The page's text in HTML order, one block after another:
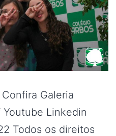
Galeria
Linkedin
Todos os direitos